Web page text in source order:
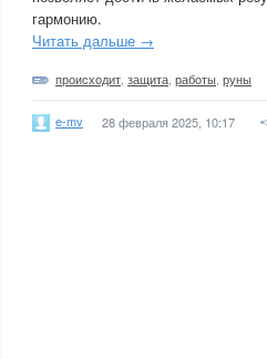
гармонию.
Читать дальше →
происходит защита работы руны
e-mv 28 февраля 2025, 10:17